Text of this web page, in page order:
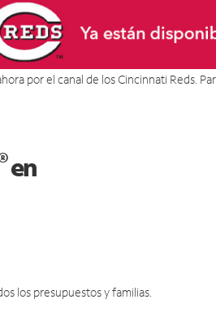
por el canal de los Cincinnati Reds.
en
los presupuestos y familias.